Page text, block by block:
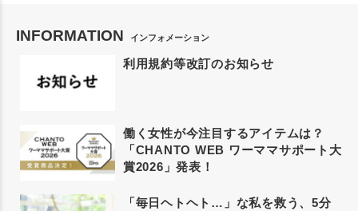
INFORMATION インフォメーション
利用規約等改訂のお知らせ
働く女性が今注目するアイテムは？
「CHANTO WEB ワーママサポート大
賞2026」発表！
「毎日ヘトヘト…」な私を救う、5分